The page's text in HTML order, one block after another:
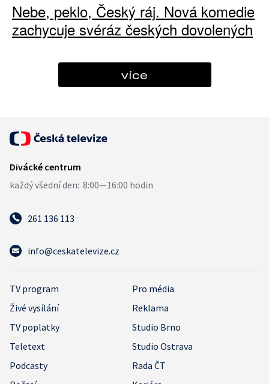
Nebe, peklo, Český ráj. Nová komedie
zachycuje svéráz českých dovolených
více
261 136 113
info@ceskatelevize.cz
TV program
Pro média
Živé vysílání
Reklama
TV poplatky
Studio Brno
Teletext
Studio Ostrava
Podcasty
Rada ČT